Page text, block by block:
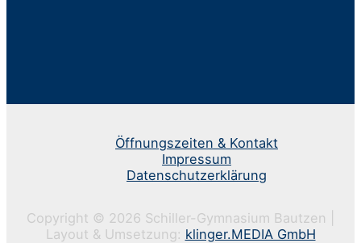
Öffnungszeiten & Kontakt
Impressum
Datenschutzerklärung
Copyright © 2026 Schiller-Gymnasium Bautzen |
Layout & Umsetzung: klinger.MEDIA GmbH